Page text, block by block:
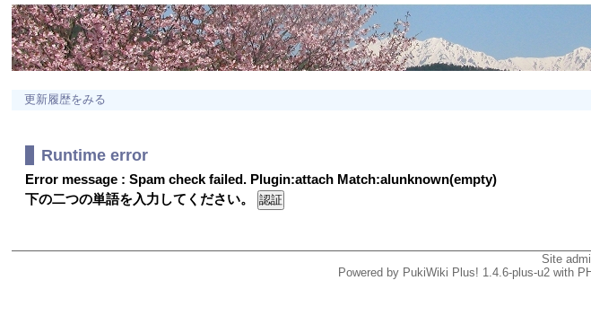
更新履歴をみる
Runtime error
Error message : Spam check failed. Plugin:attach Match:alunknown(empty)
下の二つの単語を入力してください。
Site
Powered by PukiWiki Plus! 1.4.6-plus-u2 with